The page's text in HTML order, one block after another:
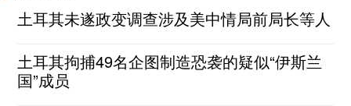
土耳其未遂政变调查涉及美中情局前局长等人
土耳其拘捕49名企图制造恐袭的疑似“伊斯兰
国”成员